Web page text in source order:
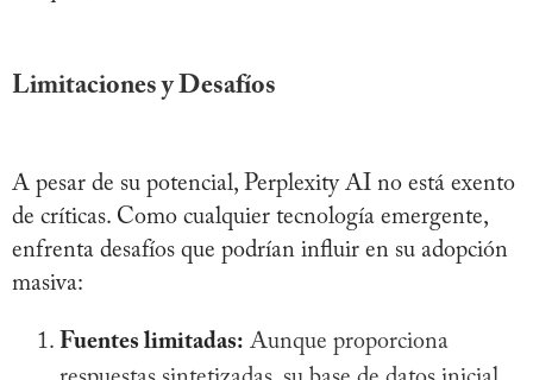
Limitaciones y Desafíos
A pesar de su potencial, Perplexity AI no está exento
de críticas. Como cualquier tecnología emergente,
enfrenta desafíos que podrían influir en su adopción
masiva:
Fuentes limitadas: Aunque proporciona